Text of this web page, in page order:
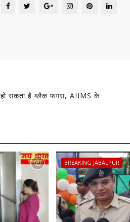
हो सकता है ब्लैक फंगस, AIIMS के
BREAKING JABALPUR